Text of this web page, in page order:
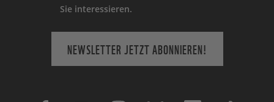
Sie interessieren.
NEWSLETTER JETZT ABONNIEREN!